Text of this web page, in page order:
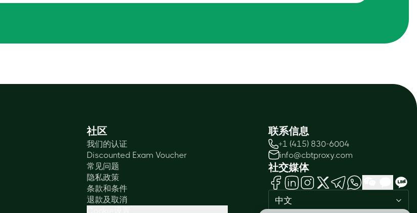
社区
我们的认证
Discounted Exam Voucher
常见问题
隐私政策
条款和条件
退款及取消
联系信息
+1 (415) 830-6004
info@cbtproxy.com
社交媒体
中文